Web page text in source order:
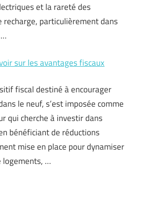
et la rareté des
particulièrement dans
sur les avantages fiscaux
fiscal destiné à encourager
le neuf, s’est imposée comme
qui cherche à investir dans
bénéficiant de réductions
mise en place pour dynamiser
logements, …